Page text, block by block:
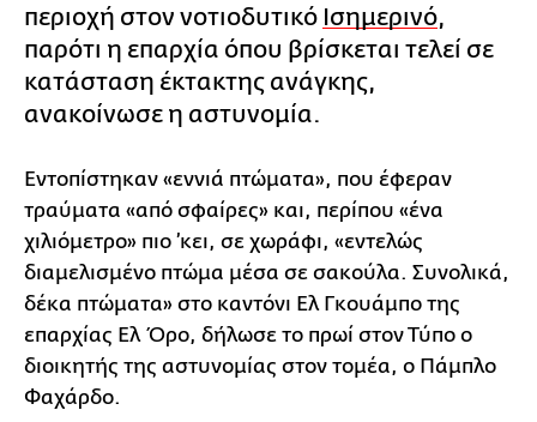
περιοχή στον νοτιοδυτικό Ισημερινό,
παρότι η επαρχία όπου βρίσκεται τελεί σε
κατάσταση έκτακτης ανάγκης,
ανακοίνωσε η αστυνομία.
Εντοπίστηκαν «εννιά πτώματα», που έφεραν
τραύματα «από σφαίρες» και, περίπου «ένα
χιλιόμετρο» πιο ’κει, σε χωράφι, «εντελώς
διαμελισμένο πτώμα μέσα σε σακούλα. Συνολικά,
δέκα πτώματα» στο καντόνι Ελ Γκουάμπο της
επαρχίας Ελ Όρο, δήλωσε το πρωί στον Τύπο ο
διοικητής της αστυνομίας στον τομέα, ο Πάμπλο
Φαχάρδο.